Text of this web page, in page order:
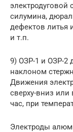
силумина,
дефектов литья
и т.п.
9) ОЗР-1 и ОЗР-2
наклоном
Движения
сверху-вниз или
час, при
Электроды